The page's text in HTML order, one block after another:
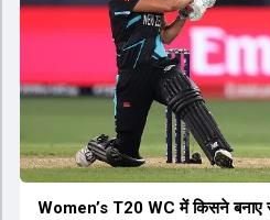
Women’s T20 WC में किसने बनाए